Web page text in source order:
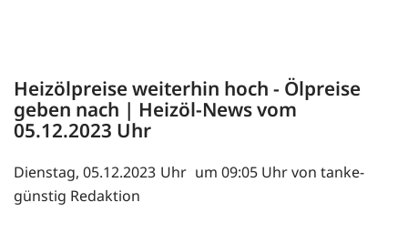
Heizölpreise weiterhin hoch - Ölpreise
geben nach | Heizöl-News vom
05.12.2023
Dienstag, 05.12.2023
um 09:05 Uhr von tanke-
günstig Redaktion